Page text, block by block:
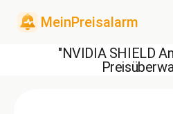
"NVIDIA SHIELD